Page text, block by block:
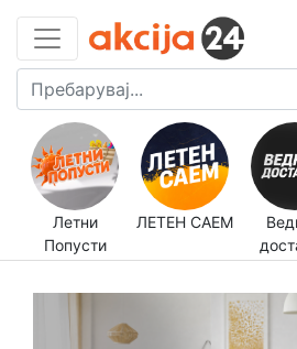
Летни
Попусти
ЛЕТЕН САЕМ